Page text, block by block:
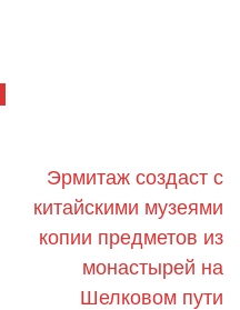
Эрмитаж создаст с
китайскими музеями
копии предметов из
монастырей на
Шелковом пути